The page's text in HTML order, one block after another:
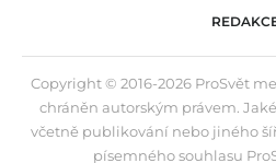
Copyright © 2016-2026 ProSvět
chráněn autorským právem.
včetně publikování nebo jiného
písemného souhlasu